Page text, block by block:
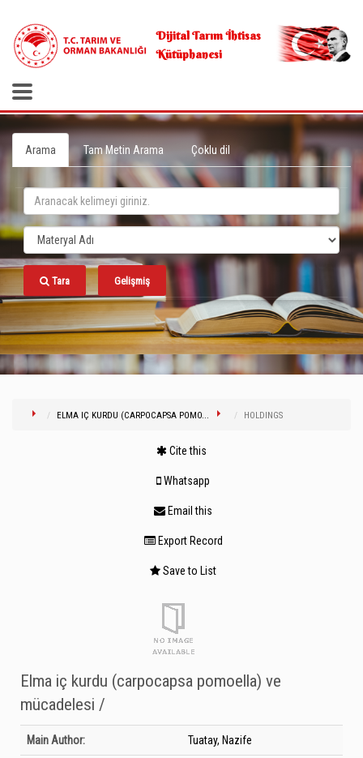
Dijital Tarım İhtisas
Kütüphanesi
Arama Tam Metin Arama Çoklu dil
Tara Gelişmiş
ELMA IÇ KURDU (CARPOCAPSA POMO... HOLDINGS
Cite this
Whatsapp
Email this
Export Record
Save to List
Elma iç kurdu (carpocapsa pomoella) ve
mücadelesi /
Bibliographic Details
Main Author: Tuatay, Nazife